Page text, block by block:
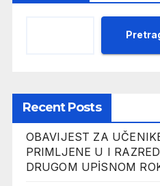
Recent Posts
OBAVIJEST ZA
PRIMLJENE U I
DRUGOM UPİSNOM